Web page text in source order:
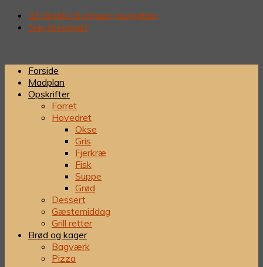
Gå direkte til primær navigation
Skip til indhold
Forside
Madplan
Opskrifter
Forret
Hovedret
Okse
Gris
Fjerkræ
Fisk
Suppe
Grød
Dessert
Gæstemiddag
Grill retter
Brød og kager
Bagværk
Pizza